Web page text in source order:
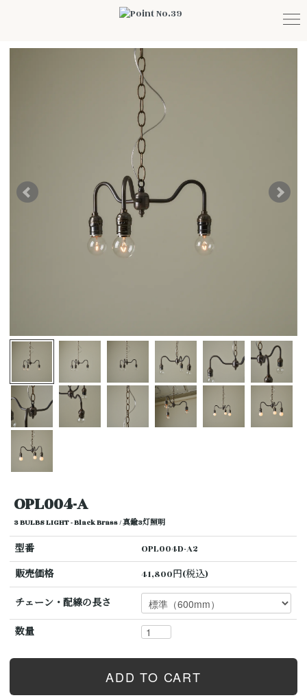
OPL004-A
3 BULBS LIGHT - Black Brass / 真鍮3灯照明
型番
OPL004D-A2
販売価格
41,800円(税込)
チェーン・配線の長さ
数量